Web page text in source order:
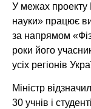
У межах проекту
науки» працює
за напрямом
роки його
усіх регіонів
Міністр
30 учнів і